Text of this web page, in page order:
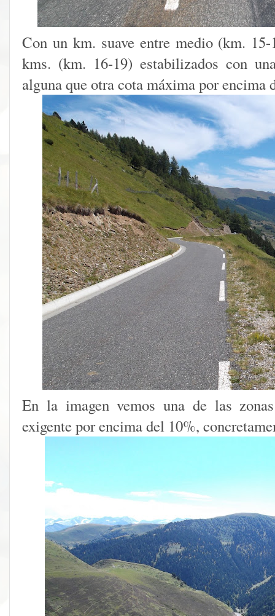
Con un km. suave entre medio (km.
kms. (km. 16-19) estabilizados con
alguna que otra cota máxima por encima
En la imagen vemos una de las
exigente por encima del 10%,